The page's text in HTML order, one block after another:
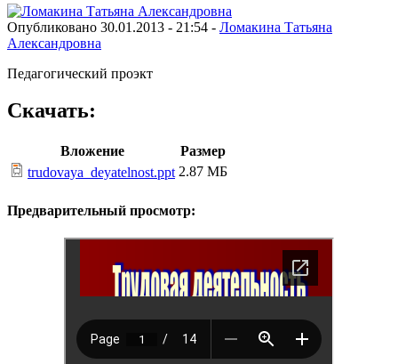
Опубликовано 30.01.2013 - 21:54 - Ломакина Татьяна
Александровна
Педагогический проэкт
Скачать:
Вложение
Размер
trudovaya_deyatelnost.ppt 2.87 МБ
Предварительный просмотр: